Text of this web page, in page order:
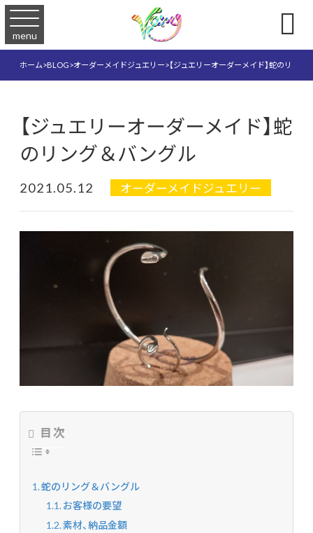
menu 
ホーム>BLOG>オーダーメイドジュエリー>【ジュエリーオーダーメイド】蛇のリング
【ジュエリーオーダーメイド】蛇
のリング＆バングル
2021.05.12 オーダーメイドジュエリー
目次
蛇のリング＆バングル
お客様の要望
素材、納品金額